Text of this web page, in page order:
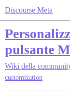
Discourse Meta
pulsante
Wiki della
customization